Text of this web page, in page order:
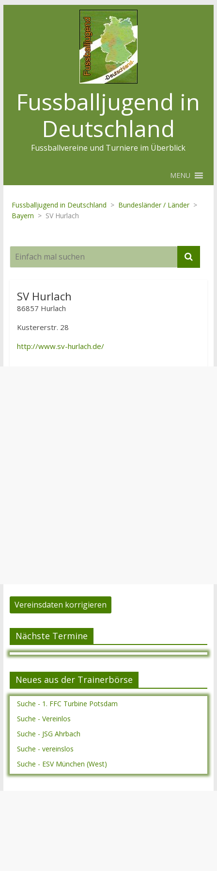
Fussballjugend in
Deutschland
Fussballvereine und Turniere im Überblick
MENU
Fussballjugend in Deutschland > Bundesländer / Länder >
Bayern > SV Hurlach
SV Hurlach
86857 Hurlach
Kustererstr. 28
http://www.sv-hurlach.de/
Vereinsdaten korrigieren
Nächste Termine
Neues aus der Trainerbörse
Suche - 1. FFC Turbine Potsdam
Suche - Vereinlos
Suche - JSG Ahrbach
Suche - vereinslos
Suche - ESV München (West)